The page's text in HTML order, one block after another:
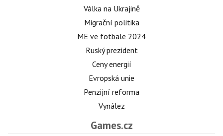
Válka na Ukrajině
Migrační politika
ME ve fotbale 2024
Ruský prezident
Ceny energií
Evropská unie
Penzijní reforma
Vynález
Games.cz